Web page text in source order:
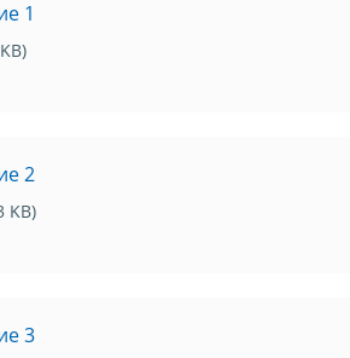
1
2
KB)
3